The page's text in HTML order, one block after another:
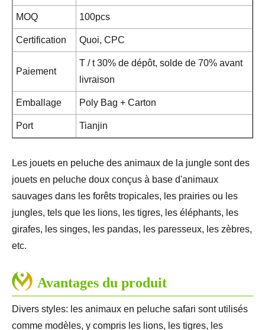
MOQ 100pcs
Certification Quoi, CPC
Paiement
T / t 30% de dépôt, solde de 70% avant
livraison
Emballage Poly Bag + Carton
Port Tianjin
Les jouets en peluche des animaux de la jungle sont des
jouets en peluche doux conçus à base d'animaux
sauvages dans les forêts tropicales, les prairies ou les
jungles, tels que les lions, les tigres, les éléphants, les
girafes, les singes, les pandas, les paresseux, les zèbres,
etc.
Avantages du produit
Divers styles: les animaux en peluche safari sont utilisés
comme modèles, y compris les lions, les tigres, les